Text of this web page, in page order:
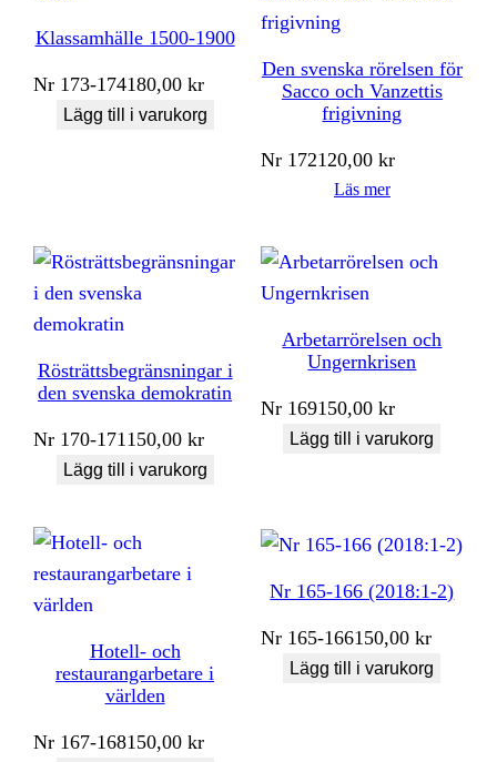
Klassamhälle 1500-1900
Nr 173-174180,00kr
Lägg till i varukorg
Den svenska rörelsen för
Sacco och Vanzettis
frigivning
Nr 172120,00kr
Läs mer
Rösträttsbegränsningar i
den svenska demokratin
Nr 170-171 150,00kr
Lägg till i varukorg
Arbetarrörelsen och
Ungernkrisen
Nr 169150,00kr
Lägg till i varukorg
Hotell- och
restaurangarbetare i
världen
Nr 167-168150,00kr
Nr 165-166 (2018:1-2)
Nr 165-166150,00kr
Lägg till i varukorg